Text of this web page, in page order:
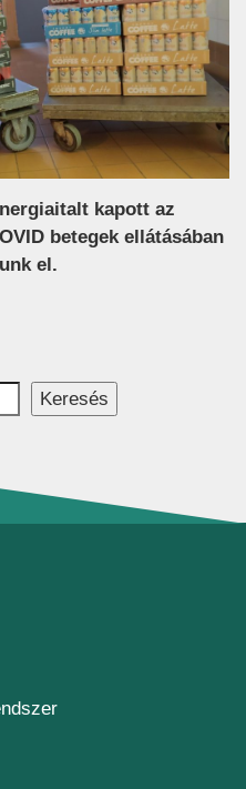
kapott az
betegek ellátásában
el.
Keresés
(új ablakban nyílik